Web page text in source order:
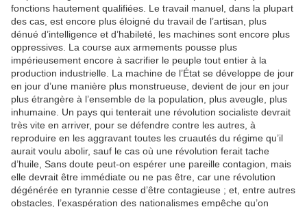
fonctions hautement qualifiées. Le travail manuel, dans la plupart
des cas, est encore plus éloigné du travail de l’artisan, plus
dénué d’intelligence et d’habileté, les machines sont encore plus
oppressives. La course aux armements pousse plus
impérieusement encore à sacrifier le peuple tout entier à la
production industrielle. La machine de l’État se développe de jour
en jour d’une manière plus monstrueuse, devient de jour en jour
plus étrangère à l’ensemble de la population, plus aveugle, plus
inhumaine. Un pays qui tenterait une révolution socialiste devrait
très vite en arriver, pour se défendre contre les autres, à
reproduire en les aggravant toutes les cruautés du régime qu’il
aurait voulu abolir, sauf le cas où une révolution ferait tache
d’huile, Sans doute peut-on espérer une pareille contagion, mais
elle devrait être immédiate ou ne pas être, car une révolution
dégénérée en tyrannie cesse d’être contagieuse ; et, entre autres
obstacles, l’exaspération des nationalismes empêche qu’on